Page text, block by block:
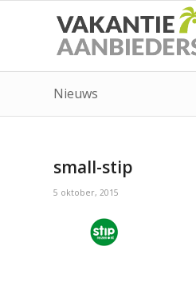
Nieuws
small-stip
5 oktober, 2015